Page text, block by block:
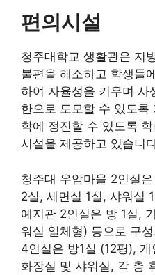
편의시설
청주대학교 생활관은 지
불편을 해소하고 학생들
하여 자율성을 키우며 사
한으로 도모할 수 있도록
학에 정진할 수 있도록
시설을 제공하고 있습니
청주대 우암마을 2인실
2실, 세면실 1실, 샤워실
예지관 2인실은 방 1실,
워실 일체형) 등으로 구
4인실은 방1실 (12평),
화장실 및 샤워실, 각 층